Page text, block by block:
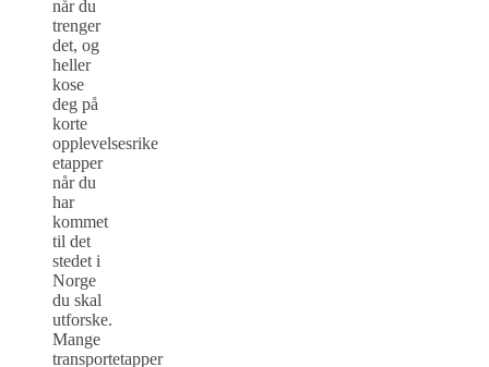
når du
trenger
det, og
heller
kose
deg på
korte
opplevelsesrike
etapper
når du
har
kommet
til det
stedet i
Norge
du skal
utforske.
Mange
transportetapper